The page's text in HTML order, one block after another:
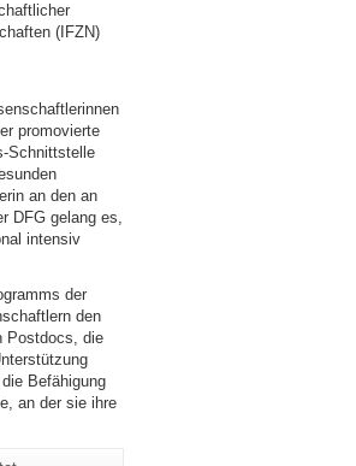
(IFZN)
promovierte
Schnittstelle
an den an
DFG gelang es,
intensiv
der
den
Postdocs, die
Befähigung
an der sie ihre